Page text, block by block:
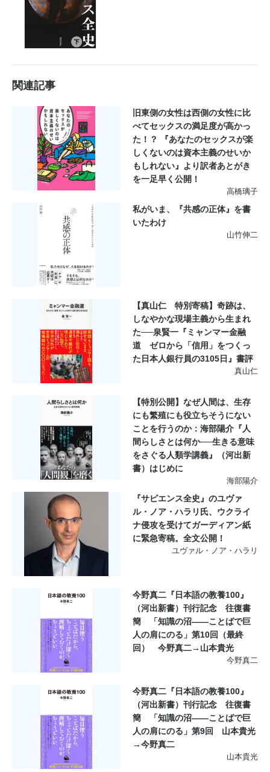
関連記事
旧東側の女性は西側の女性に比
べてセックスの満足度が高かっ
た！？ 『あなたのセックスが楽
しくないのは資本主義のせいか
もしれない』より訳者あとがき
を一足早く公開！
高橋璃子
私がいま、『共感の正体』を書
いたわけ
山竹伸二
【真山仁 特別寄稿】奇跡は、
しなやかな現場主義から生まれ
た──泉賢一『ミャンマー金融
道 ゼロから「信用」をつくっ
た日本人銀行員の3105日』書評
真山仁
【特別公開】なぜ人間は、生存
にも繁殖にも役立ちそうにない
ことを行うのか：海部陽介『人
間らしさとは何か──生きる意味
をさぐる人類学講義』（河出新
書）はじめに
海部陽介
『サピエンス全史』のユヴァ
ル・ノア・ハラリ氏、ウクライ
ナ侵攻を受けてガーディアン紙
に緊急寄稿。全文公開！
ユヴァル・ノア・ハラリ
今野真二『日本語の教養100』
（河出新書）刊行記念 往復書
簡 「知識の沼――ことばで巨
人の肩にのる」第10回（最終
回） 今野真二→山本貴光
今野真二
今野真二『日本語の教養100』
（河出新書）刊行記念 往復書
簡 「知識の沼――ことばで巨
人の肩にのる」第9回 山本貴光
→今野真二
山本貴光